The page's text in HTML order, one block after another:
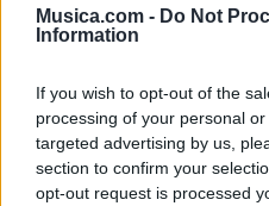
Musica.com - Do Not
Information
If you wish to opt-out of the
processing of your personal
targeted advertising by us,
section to confirm your
opt-out request is processed